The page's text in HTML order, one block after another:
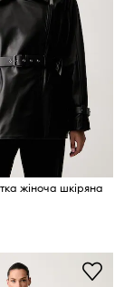
жіноча шкіряна